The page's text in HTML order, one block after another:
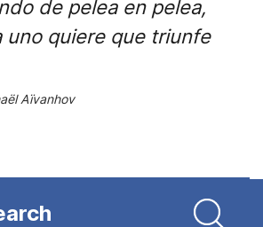
de pelea en pelea,
uno quiere que triunfe
Aïvanhov